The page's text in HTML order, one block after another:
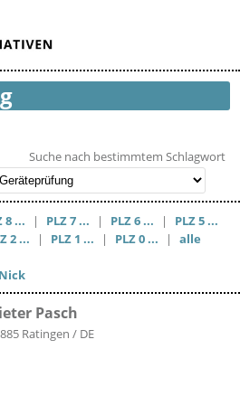
Suche nach bestimmtem Schlagwort
8 ... | PLZ 7 ... | PLZ 6 ... |
PLZ 5 ...
2 ... | PLZ 1 ... | PLZ 0 ... |
alle
Nick
Pasch
Ratingen / DE